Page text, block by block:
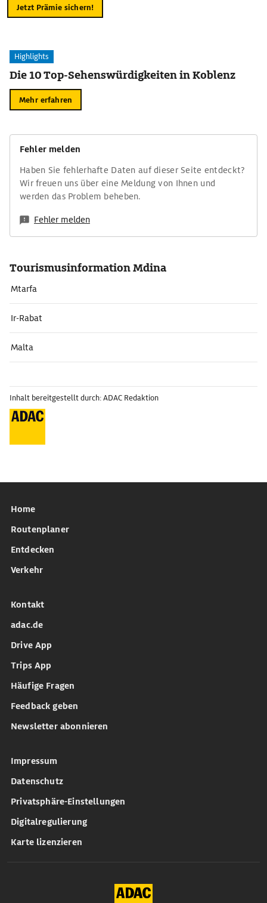
Jetzt Prämie sichern!
Highlights
Die 10 Top-Sehenswürdigkeiten in Koblenz
Mehr erfahren
Fehler melden
Haben Sie fehlerhafte Daten auf dieser Seite entdeckt?
Wir freuen uns über eine Meldung von Ihnen und
werden das Problem beheben.
Fehler melden
Tourismusinformation Mdina
Mtarfa
Ir-Rabat
Malta
Inhalt bereitgestellt durch: ADAC Redaktion
Home
Routenplaner
Entdecken
Verkehr
Kontakt
adac.de
Drive App
Trips App
Häufige Fragen
Feedback geben
Newsletter abonnieren
Impressum
Datenschutz
Privatsphäre-Einstellungen
Digitalregulierung
Karte lizenzieren